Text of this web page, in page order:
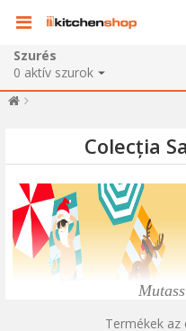
Szurés
0 aktív szurok
Colecția
Termékek az